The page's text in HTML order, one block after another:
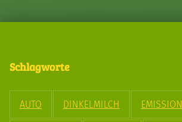
Schlagworte
AUTO DINKELMILCH EMISSION